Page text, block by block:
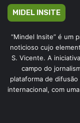
MIDEL INSITE
“Mindel Insite” é um
noticioso cujo
S. Vicente. A
campo do
plataforma de
internacional, com